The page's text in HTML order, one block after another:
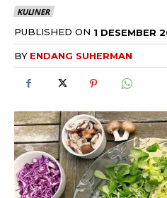
KULINER
PUBLISHED ON 1 DESEMBER
BY ENDANG SUHERMAN